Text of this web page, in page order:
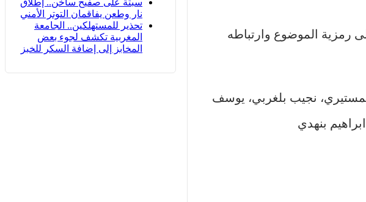
رمزية الموضوع وارتباطه
نجيب بلغربي، يوسف
بنهدي
نار وطعن يفاقمان التوتر الأمني
تحذير للمستهلكين.. الجامعة
المغربية تكشف لجوء بعض
المخابز إلى إضافة السكر للخبز